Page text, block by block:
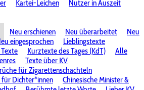
Kartei-Leichen
Nutzer in Auszeit
Neu erschienen Neu überarbeitet
Neu
eingesprochen
Lieblingstexte
Kurztexte des Tages (KdT)
Alle
Texte über KV
für Zigarettenschachteln
Dichter*innen
Chinesische Minister &